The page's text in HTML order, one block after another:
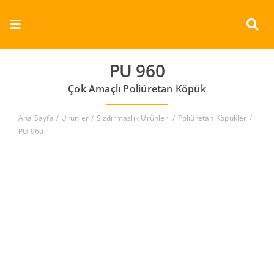
Toggle
Navigation
Ürünler
Dokümanlar
PU 960
Çok Amaçlı Poliüretan Köpük
Ana Sayfa Ürünler Sızdırmazlık Ürünleri
Poliüretan Köpükler
PU 960